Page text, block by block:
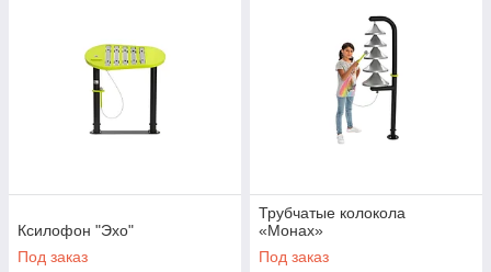
Ксилофон "Эхо"
Под заказ
Трубчатые колокола
«Монах»
Под заказ